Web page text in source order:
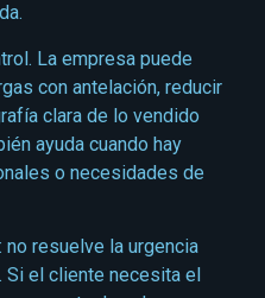
La empresa puede
con antelación, reducir
clara de lo vendido
ayuda cuando hay
o necesidades de
resuelve la urgencia
Si el cliente necesita el